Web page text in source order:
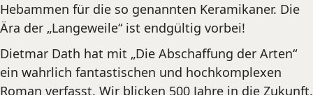
Hebammen für die so genannten Keramikaner. Die
Ära der „Langeweile“ ist endgültig vorbei!
Dietmar Dath hat mit „Die Abschaffung der Arten“
ein wahrlich fantastischen und hochkomplexen
Roman verfasst. Wir blicken 500 Jahre in die Zukunft.